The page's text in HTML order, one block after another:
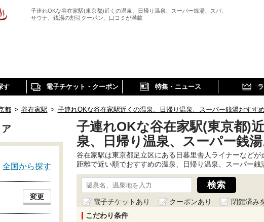
子連れOKな谷在家駅(東京都)近くの温泉、日帰り温泉、スーパー銭湯、スパ、
サウナ、銭湯の割引クーポン、口コミが満載
す 電子チケット・クーポン 特集・ニュース
都 > 谷在家駅 > 子連れOKな谷在家駅近くの温泉、日帰り温泉、スーパー銭湯おすすめ
子連れOKな谷在家駅(東京都)
泉、日帰り温泉、スーパー銭
谷在家駅は東京都足立区にある日暮里舎人ライナーなど
距離で近い順でおすすめの温泉、日帰り温泉、スーパー銭
電子チケットあり クーポンあり
閉館済み
こだわり条件
全国から探す
変更